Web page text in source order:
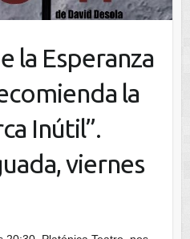
la Esperanza
la
Inútil”.
viernes